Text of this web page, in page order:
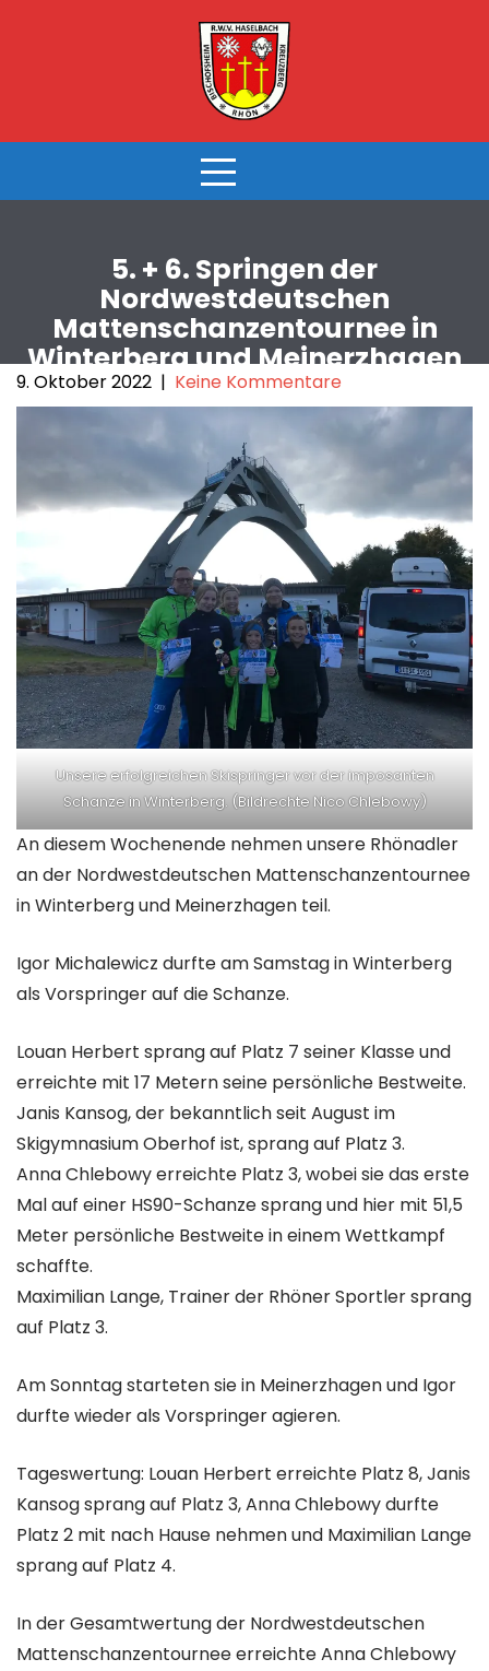
5. + 6. Springen der
Nordwestdeutschen
Mattenschanzentournee in
Winterberg und Meinerzhagen
9. Oktober 2022 | Keine Kommentare
Unsere erfolgreichen Skispringer vor der imposanten
Schanze in Winterberg. (Bildrechte Nico Chlebowy)
An diesem Wochenende nehmen unsere Rhönadler
an der Nordwestdeutschen Mattenschanzentournee
in Winterberg und Meinerzhagen teil.
Igor Michalewicz durfte am Samstag in Winterberg
als Vorspringer auf die Schanze.
Louan Herbert sprang auf Platz 7 seiner Klasse und
erreichte mit 17 Metern seine persönliche Bestweite.
Janis Kansog, der bekanntlich seit August im
Skigymnasium Oberhof ist, sprang auf Platz 3.
Anna Chlebowy erreichte Platz 3, wobei sie das erste
Mal auf einer HS90-Schanze sprang und hier mit 51,5
Meter persönliche Bestweite in einem Wettkampf
schaffte.
Maximilian Lange, Trainer der Rhöner Sportler sprang
auf Platz 3.
Am Sonntag starteten sie in Meinerzhagen und Igor
durfte wieder als Vorspringer agieren.
Tageswertung: Louan Herbert erreichte Platz 8, Janis
Kansog sprang auf Platz 3, Anna Chlebowy durfte
Platz 2 mit nach Hause nehmen und Maximilian Lange
sprang auf Platz 4.
In der Gesamtwertung der Nordwestdeutschen
Mattenschanzentournee erreichte Anna Chlebowy